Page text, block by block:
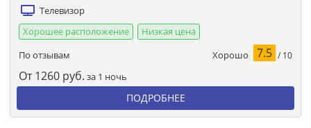
Телевизор
Хорошее расположение
Низкая цена
По отзывам
Хорошо 7.5 / 10
От 1260 руб. за 1 ночь
ПОДРОБНЕЕ